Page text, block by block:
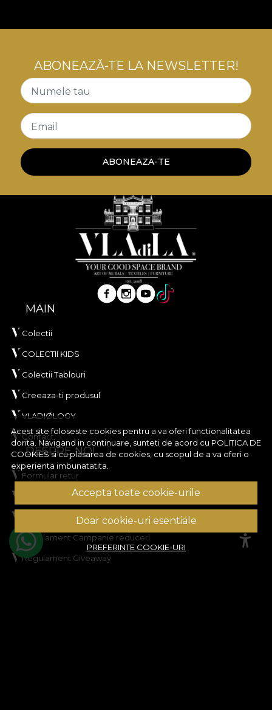
Acest site foloseste cookies pentru a va oferi functionalitatea
dorita. Navigand in continuare, sunteti de acord cu POLITICA DE
COOKIESsi cu plasarea de cookies, cu scopul de a va oferi o
experienta imbunatatita.
Accepta toate cookie-urile
Doar cookie-uri esentiale
PREFERINTE COOKIE-URI
ABONEAZĂ-TE LA NEWSLETTER!
Numele tau
Email
ABONEAZA-TE
MAIN
Colectii
COLECTII KIDS
Colectii Tablouri
Creeaza-ti produsul
VLADIØLOGY
Contact
DESPRE NOI
Formular retur
Termeni si conditii
Confidentialitate
Regulament Campanie reduceri
Regulament Giveaway